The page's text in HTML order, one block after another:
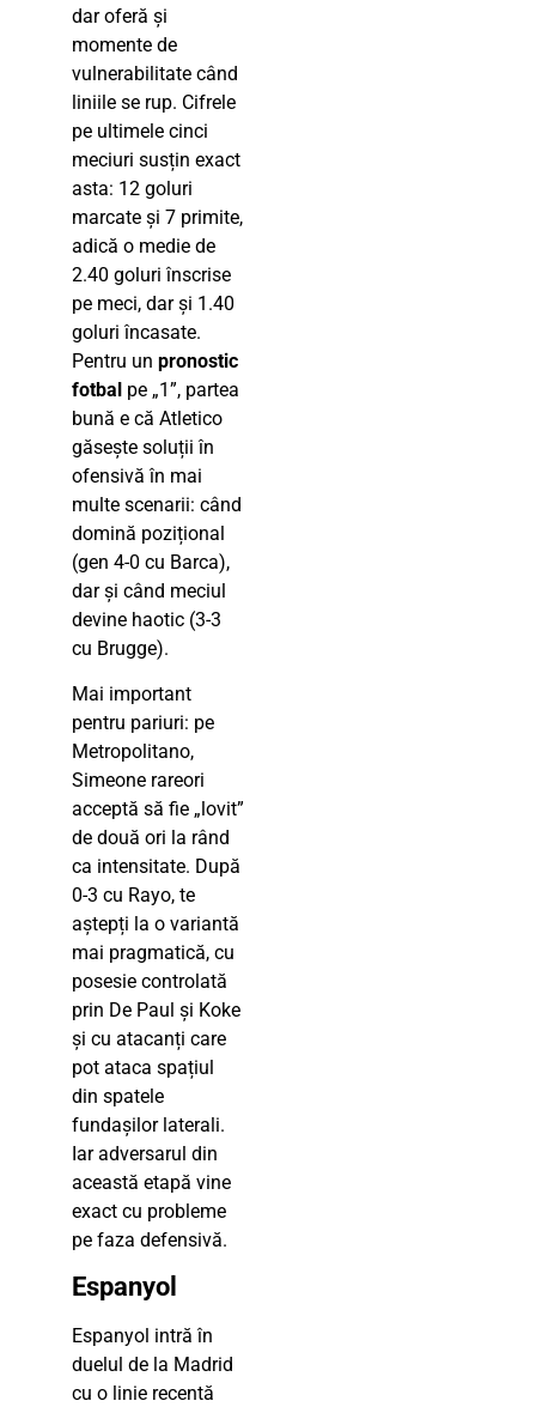
dar oferă și
momente de
vulnerabilitate când
liniile se rup. Cifrele
pe ultimele cinci
meciuri susțin exact
asta: 12 goluri
marcate și 7 primite,
adică o medie de
2.40 goluri înscrise
pe meci, dar și 1.40
goluri încasate.
Pentru un pronostic
fotbal pe „1”, partea
bună e că Atletico
găsește soluții în
ofensivă în mai
multe scenarii: când
domină pozițional
(gen 4-0 cu Barca),
dar și când meciul
devine haotic (3-3
cu Brugge).
Mai important
pentru pariuri: pe
Metropolitano,
Simeone rareori
acceptă să fie „lovit”
de două ori la rând
ca intensitate. După
0-3 cu Rayo, te
aștepți la o variantă
mai pragmatică, cu
posesie controlată
prin De Paul și Koke
și cu atacanți care
pot ataca spațiul
din spatele
fundașilor laterali.
Iar adversarul din
această etapă vine
exact cu probleme
pe faza defensivă.
Espanyol
Espanyol intră în
duelul de la Madrid
cu o linie recentă